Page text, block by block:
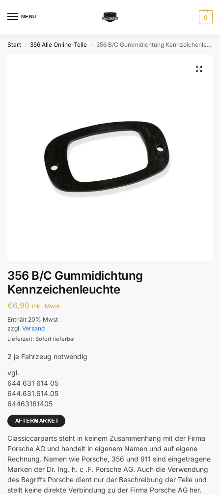
MENU 0
Start / 356 Alle Online-Teile / 356 B/C Gummidichtung Kennzeichenleuchte
356 B/C Gummidichtung
Kennzeichenleuchte
€6,90 inkl. Mwst
Enthält 20% Mwst
zzgl. Versand
Lieferzeit: Sofort lieferbar
2 je Fahrzeug notwendig
vgl.
644 631 614 05
644.631.614.05
64463161405
Classiccarparts steht in keinem Zusammenhang mit der Firma
Porsche AG und handelt in eigenem Namen und auf eigene
Rechnung. Namen wie Porsche, 356 und 911 sind eingetragene
Marken der Dr. Ing. h. c .F. Porsche AG. Auch die Verwendung
des Begriffs Porsche dient nur der Beschreibung der Teile und
stellt keine direkte Verbindung zu der Firma Porsche AG her.